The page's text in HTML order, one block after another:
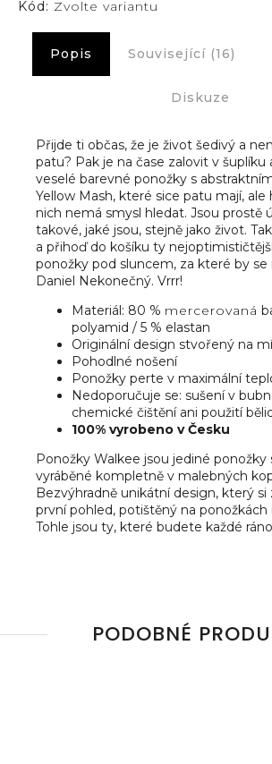
Kód: Zvolte variantu
Popis Související (16)
Diskuze
Přijde ti občas, že je život šedivý a
patu? Pak je na čase zalovit v
veselé barevné ponožky s
Yellow Mash, které sice patu mají, ale
nich nemá smysl hledat. Jsou prostě
takové, jaké jsou, stejně jako život.
a přihoď do košíku ty
ponožky pod sluncem, za které by se
Daniel Nekonečný. Vrrr!
Materiál: 80 % mercerovaná
polyamid / 5 % elastan
Originální design stvořený na
Pohodlné nošení
Ponožky perte v maximální
Nedoporučuje se: sušení v
chemické čištění ani použití
100% vyrobeno v Česku
Ponožky Walkee jsou jediné ponožky
vyráběné kompletně v malebných
Bezvýhradně unikátní design, který si
první pohled, potištěný na ponožkách
Tohle jsou ty, které budete každé
PODOBNÉ